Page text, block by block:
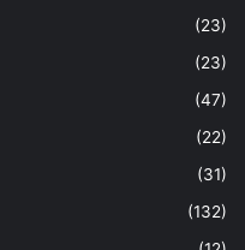
(23)
(23)
(47)
(22)
(31)
(132)